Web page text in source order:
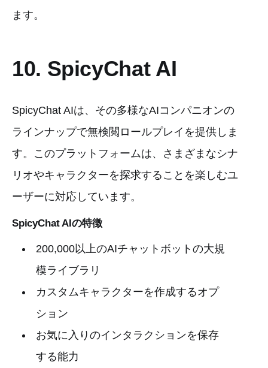
ます。
10. SpicyChat AI
SpicyChat AIは、その多様なAIコンパニオンの
ラインナップで無検閲ロールプレイを提供しま
す。このプラットフォームは、さまざまなシナ
リオやキャラクターを探求することを楽しむユ
ーザーに対応しています。
SpicyChat AIの特徴
200,000以上のAIチャットボットの大規
模ライブラリ
カスタムキャラクターを作成するオプ
ション
お気に入りのインタラクションを保存
する能力